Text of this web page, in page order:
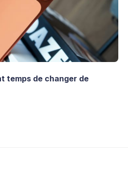
temps de changer de